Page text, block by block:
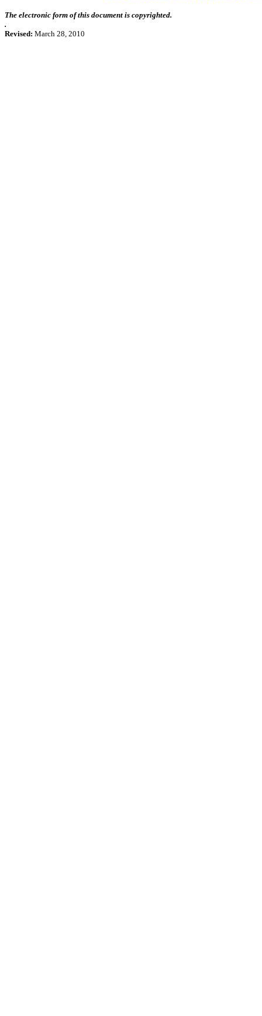
The electronic form of this document is copyrighted.
.
Revised: March 28, 2010